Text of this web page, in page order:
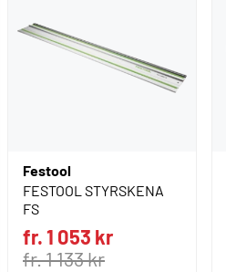
Festool
FESTOOL STYRSKENA
FS
fr. 1 053 kr
fr. 1 133 kr